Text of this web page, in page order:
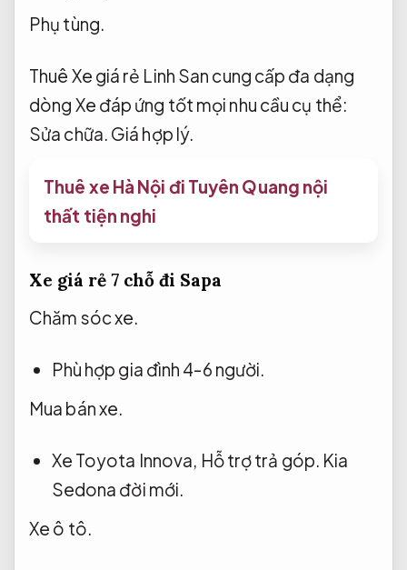
Phụ tùng.
Thuê Xe giá rẻ Linh San cung cấp đa dạng
dòng Xe đáp ứng tốt mọi nhu cầu cụ thể:
Sửa chữa. Giá hợp lý.
Thuê xe Hà Nội đi Tuyên Quang nội
thất tiện nghi
Xe giá rẻ 7 chỗ đi Sapa
Chăm sóc xe.
Phù hợp gia đình 4-6 người.
Mua bán xe.
Xe Toyota Innova, Hỗ trợ trả góp. Kia
Sedona đời mới.
Xe ô tô.